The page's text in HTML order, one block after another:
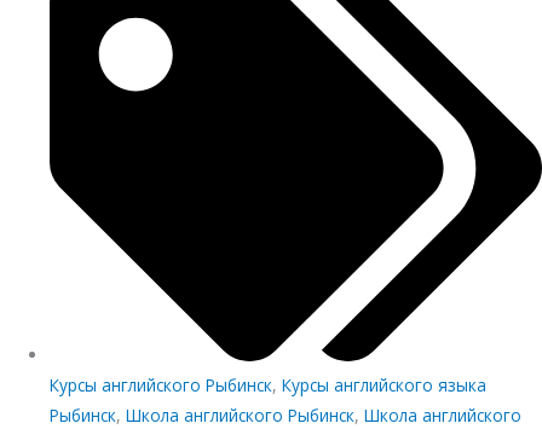
Курсы английского Рыбинск,Курсы английского языка
Рыбинск,Школа английского Рыбинск,Школа английского